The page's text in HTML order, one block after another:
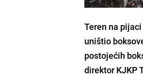
Teren na
uništio
postojećih
direktor KJKP